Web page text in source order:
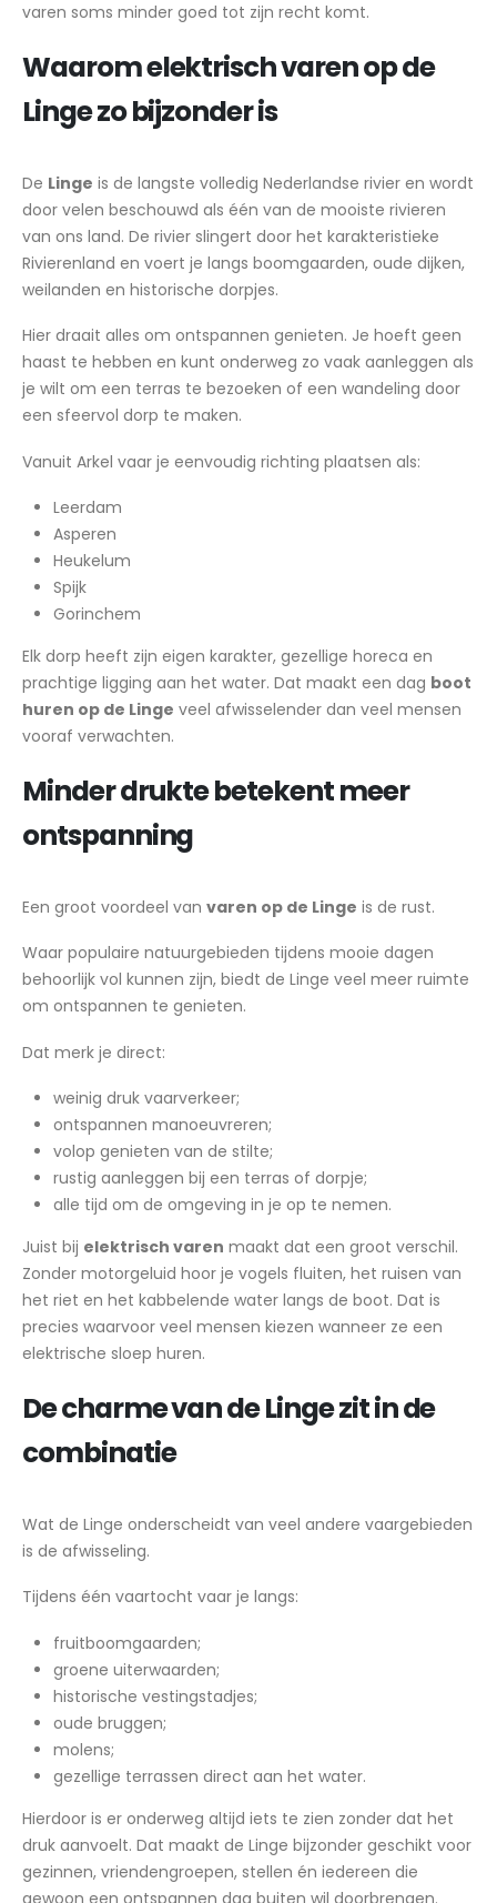
varen soms minder goed tot zijn recht komt.
Waarom elektrisch varen op de
Linge zo bijzonder is
De Linge is de langste volledig Nederlandse rivier en wordt
door velen beschouwd als één van de mooiste rivieren
van ons land. De rivier slingert door het karakteristieke
Rivierenland en voert je langs boomgaarden, oude dijken,
weilanden en historische dorpjes.
Hier draait alles om ontspannen genieten. Je hoeft geen
haast te hebben en kunt onderweg zo vaak aanleggen als
je wilt om een terras te bezoeken of een wandeling door
een sfeervol dorp te maken.
Vanuit Arkel vaar je eenvoudig richting plaatsen als:
Leerdam
Asperen
Heukelum
Spijk
Gorinchem
Elk dorp heeft zijn eigen karakter, gezellige horeca en
prachtige ligging aan het water. Dat maakt een dag boot
huren op de Linge veel afwisselender dan veel mensen
vooraf verwachten.
Minder drukte betekent meer
ontspanning
Een groot voordeel van varen op de Linge is de rust.
Waar populaire natuurgebieden tijdens mooie dagen
behoorlijk vol kunnen zijn, biedt de Linge veel meer ruimte
om ontspannen te genieten.
Dat merk je direct:
weinig druk vaarverkeer;
ontspannen manoeuvreren;
volop genieten van de stilte;
rustig aanleggen bij een terras of dorpje;
alle tijd om de omgeving in je op te nemen.
Juist bij elektrisch varen maakt dat een groot verschil.
Zonder motorgeluid hoor je vogels fluiten, het ruisen van
het riet en het kabbelende water langs de boot. Dat is
precies waarvoor veel mensen kiezen wanneer ze een
elektrische sloep huren.
De charme van de Linge zit in de
combinatie
Wat de Linge onderscheidt van veel andere vaargebieden
is de afwisseling.
Tijdens één vaartocht vaar je langs:
fruitboomgaarden;
groene uiterwaarden;
historische vestingstadjes;
oude bruggen;
molens;
gezellige terrassen direct aan het water.
Hierdoor is er onderweg altijd iets te zien zonder dat het
druk aanvoelt. Dat maakt de Linge bijzonder geschikt voor
gezinnen, vriendengroepen, stellen én iedereen die
gewoon een ontspannen dag buiten wil doorbrengen.